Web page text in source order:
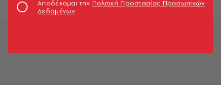
Αποδέχομαι την Πολιτική Προστασίας Προσωπικών
Δεδομένων